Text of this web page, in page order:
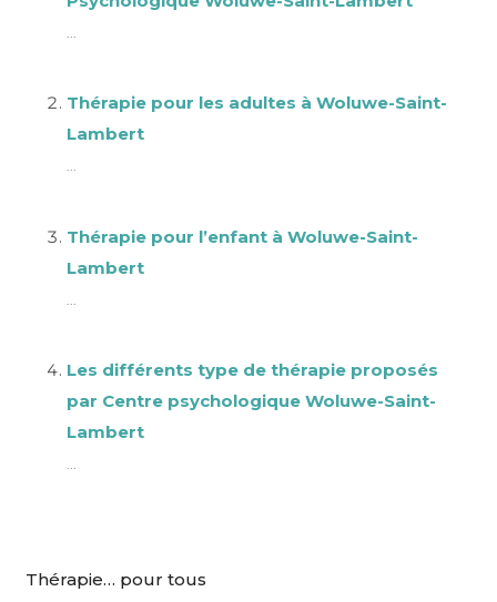
Thérapie pour les adultes à Woluwe-Saint-
Lambert
...
Thérapie pour l’enfant à Woluwe-Saint-
Lambert
Les différents type de thérapie proposés
par Centre psychologique Woluwe-Saint-
Lambert
...
Thérapie… pour tous